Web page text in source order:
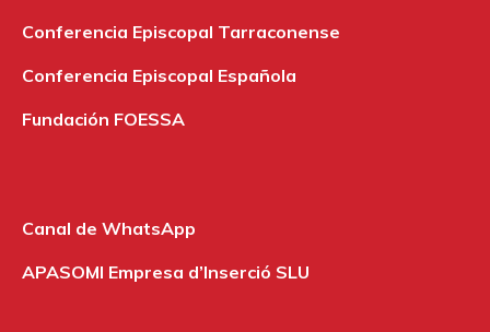
Conferencia Episcopal Tarraconense
Conferencia Episcopal Española
Fundación FOESSA
Canal de WhatsApp
APASOMI Empresa d’Inserció SLU